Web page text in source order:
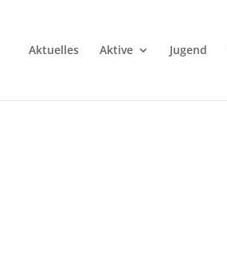
Aktuelles Aktive Jugend